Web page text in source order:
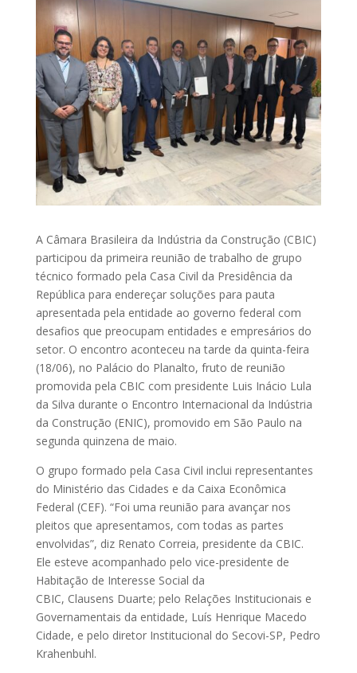
A Câmara Brasileira da Indústria da Construção (CBIC)
participou da primeira reunião de trabalho de grupo
técnico formado pela Casa Civil da Presidência da
República para endereçar soluções para pauta
apresentada pela entidade ao governo federal com
desafios que preocupam entidades e empresários do
setor. O encontro aconteceu na tarde da quinta-feira
(18/06), no Palácio do Planalto, fruto de reunião
promovida pela CBIC com presidente Luis Inácio Lula
da Silva durante o Encontro Internacional da Indústria
da Construção (ENIC), promovido em São Paulo na
segunda quinzena de maio.
O grupo formado pela Casa Civil inclui representantes
do Ministério das Cidades e da Caixa Econômica
Federal (CEF). “Foi uma reunião para avançar nos
pleitos que apresentamos, com todas as partes
envolvidas”, diz Renato Correia, presidente da CBIC.
Ele esteve acompanhado pelo vice-presidente de
Habitação de Interesse Social da
CBIC, Clausens Duarte; pelo Relações Institucionais e
Governamentais da entidade, Luís Henrique Macedo
Cidade, e pelo diretor Institucional do Secovi-SP, Pedro
Krahenbuhl.